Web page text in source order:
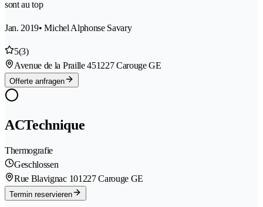
sont au top
Jan. 2019• Michel Alphonse Savary
5(3)
Avenue de la Praille 451227 Carouge GE
Offerte anfragen
ACTechnique
Thermografie
Geschlossen
Rue Blavignac 101227 Carouge GE
Termin reservieren